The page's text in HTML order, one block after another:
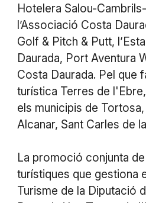
Hotelera Salou-
l’Associació Costa
Golf & Pitch & Putt,
Daurada, Port Aventura
Costa Daurada. Pel que
turística Terres de
els municipis de
Alcanar, Sant Carles de
La promoció conjunta
turístiques que gestiona
Turisme de la Diputació